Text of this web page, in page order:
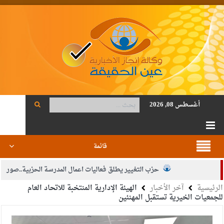
أغسطس 08, 2026
قائمة
حزب التغيير يطلق فعاليات اعمال المدرسة الحزبية..صور
الجيش يفتح باب التجنيد لحملة البكالوريوس في الحقوق والقانون
الرئيسية آخر الأخبار الهيئة الإدارية المنتخبة للاتحاد العام
للجمعيات الخيرية تستقبل المهنئين